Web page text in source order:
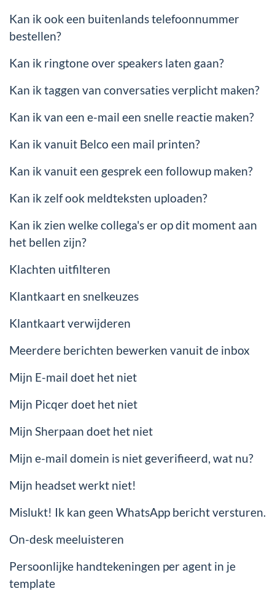
Kan ik ook een buitenlands telefoonnummer
bestellen?
Kan ik ringtone over speakers laten gaan?
Kan ik taggen van conversaties verplicht maken?
Kan ik van een e-mail een snelle reactie maken?
Kan ik vanuit Belco een mail printen?
Kan ik vanuit een gesprek een followup maken?
Kan ik zelf ook meldteksten uploaden?
Kan ik zien welke collega's er op dit moment aan
het bellen zijn?
Klachten uitfilteren
Klantkaart en snelkeuzes
Klantkaart verwijderen
Meerdere berichten bewerken vanuit de inbox
Mijn E-mail doet het niet
Mijn Picqer doet het niet
Mijn Sherpaan doet het niet
Mijn e-mail domein is niet geverifieerd, wat nu?
Mijn headset werkt niet!
Mislukt! Ik kan geen WhatsApp bericht versturen.
On-desk meeluisteren
Persoonlijke handtekeningen per agent in je
template